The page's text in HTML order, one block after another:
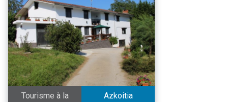
Tourisme à la
Azkoitia